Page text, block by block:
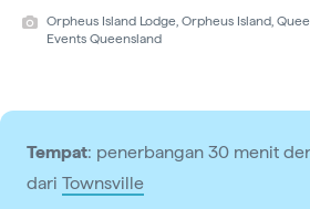
Orpheus Island Lodge, Orpheus Island,
Events Queensland
Tempat: penerbangan 30 menit
dari Townsville